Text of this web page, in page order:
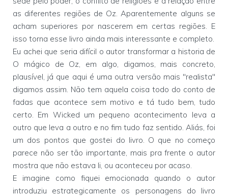
as diferentes regiões de Oz. Aparentemente alguns se
acham superiores por nascerem em certas regiões. E
isso torna esse livro ainda mais interessante e completo.
Eu achei que seria difícil o autor transformar a historia de
O mágico de Oz, em algo, digamos, mais concreto,
plausível, já que aqui é uma outra versão mais "realista"
digamos assim. Não tem aquela coisa todo do conto de
fadas que acontece sem motivo e tá tudo bem, tudo
certo. Em Wicked um pequeno acontecimento leva a
outro que leva a outro e no fim tudo faz sentido. Aliás, foi
um dos pontos que gostei do livro. O que no começo
parece não ser tão importante, mais pra frente o autor
mostra que não estava li, ou aconteceu por acaso.
E imagine como fiquei emocionada quando o autor
introduziu estrategicamente os personagens do livro